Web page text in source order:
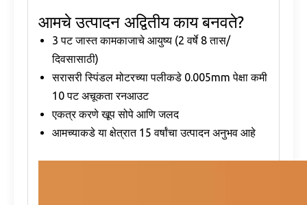
आमचे उत्पादन अद्वितीय काय बनवते?
3 पट जास्त कामकाजाचे आयुष्य (2 वर्षे 8 तास/
दिवसासाठी)
सरासरी स्पिंडल मोटरच्या पलीकडे 0.005mm पेक्षा कमी
10 पट अचूकता रनआउट
एकत्र करणे खूप सोपे आणि जलद
आमच्याकडे या क्षेत्रात 15 वर्षांचा उत्पादन अनुभव आहे